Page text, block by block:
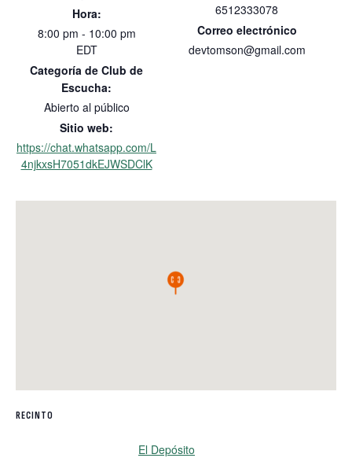
Hora:
8:00 pm - 10:00 pm
EDT
Categoría de Club de
Escucha:
Abierto al público
Sitio web:
https://chat.whatsapp.com/L
4njkxsH7051dkEJWSDClK
6512333078
Correo electrónico
devtomson@gmail.com
RECINTO
El Depósito